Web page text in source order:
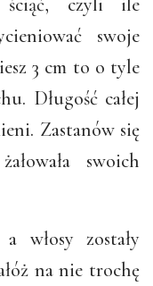
swoje
3 cm to o tyle
Długość całej
Zastanów się
swoich
włosy zostały
na nie trochę